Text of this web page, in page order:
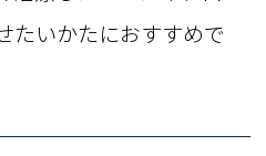
たいかたにおすすめで